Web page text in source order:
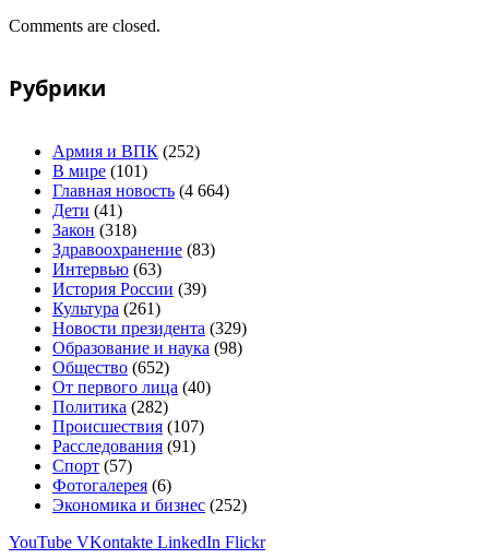
Comments are closed.
Рубрики
Армия и ВПК (252)
В мире (101)
Главная новость (4 664)
Дети (41)
Закон (318)
Здравоохранение (83)
Интервью (63)
История России (39)
Культура (261)
Новости президента (329)
Образование и наука (98)
Общество (652)
От первого лица (40)
Политика (282)
Происшествия (107)
Расследования (91)
Спорт (57)
Фотогалерея (6)
Экономика и бизнес (252)
YouTube VKontakte LinkedIn Flickr